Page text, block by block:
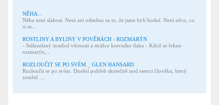
NĚHA...
Něha není slabost. Není ani odměna za to, že jsme byli hodní. Není něco, co
si m...
ROSTLINY A BYLINY V POVĚRÁCH - ROZMARÝN
- Stálezelený symbol věrnosti a strážce krevního tlaku - Když se řekne
rozmarýn,...
ROZLOUČIT SE PO SVÉM _ GLEN HANSARD
Rozloučit se po svém. Dnešní pohřeb skutečně nesl esenci člověka, který
zemřel. ...